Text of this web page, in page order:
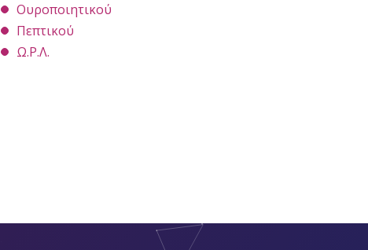
Ουροποιητικού
Πεπτικού
Ω.Ρ.Λ.